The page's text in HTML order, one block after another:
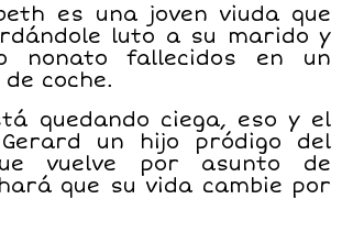
es una joven viuda que
luto a su marido y
nonato fallecidos en un
coche.
quedando ciega, eso y el
un hijo pródigo del
vuelve por asunto de
que su vida cambie por